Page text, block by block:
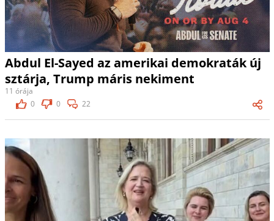
Abdul El-Sayed az amerikai demokraták új
sztárja, Trump máris nekiment
11 órája
0
0 22